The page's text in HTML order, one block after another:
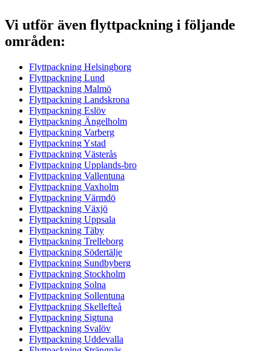
Vi utför även flyttpackning i följande
områden:
Flyttpackning Helsingborg
Flyttpackning Lund
Flyttpackning Malmö
Flyttpackning Landskrona
Flyttpackning Eslöv
Flyttpackning Ängelholm
Flyttpackning Varberg
Flyttpackning Ystad
Flyttpackning Västerås
Flyttpackning Upplands-bro
Flyttpackning Vallentuna
Flyttpackning Vaxholm
Flyttpackning Värmdö
Flyttpackning Växjö
Flyttpackning Uppsala
Flyttpackning Täby
Flyttpackning Trelleborg
Flyttpackning Södertälje
Flyttpackning Sundbyberg
Flyttpackning Stockholm
Flyttpackning Solna
Flyttpackning Sollentuna
Flyttpackning Skellefteå
Flyttpackning Sigtuna
Flyttpackning Svalöv
Flyttpackning Uddevalla